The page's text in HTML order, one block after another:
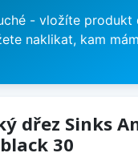
- vložíte produkt
naklikat, kam
dřez Sinks
30